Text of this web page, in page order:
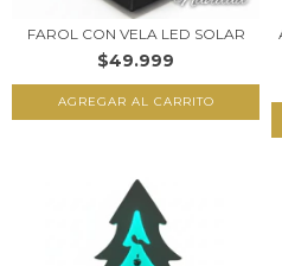
FAROL CON VELA LED SOLAR
$49.999